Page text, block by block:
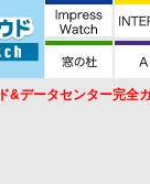
&データセンター完全